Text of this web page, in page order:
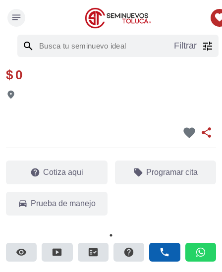
notes
search Filtrar tune
$ 0
fmd_good
favorite share
help Cotiza aqui local_offer Programar cita
drive_eta Prueba de manejo
visibility smart_display fact_check help phone whatsapp